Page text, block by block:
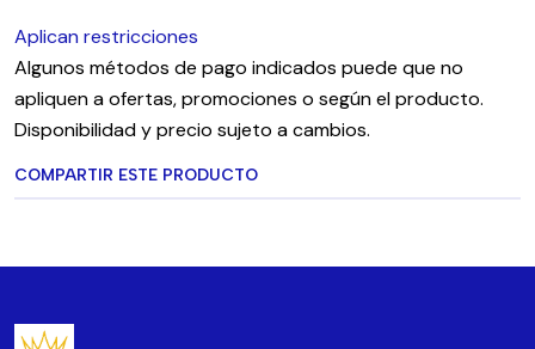
Aplican restricciones
Algunos métodos de pago indicados puede que no
apliquen a ofertas, promociones o según el producto.
Disponibilidad y precio sujeto a cambios.
COMPARTIR ESTE PRODUCTO